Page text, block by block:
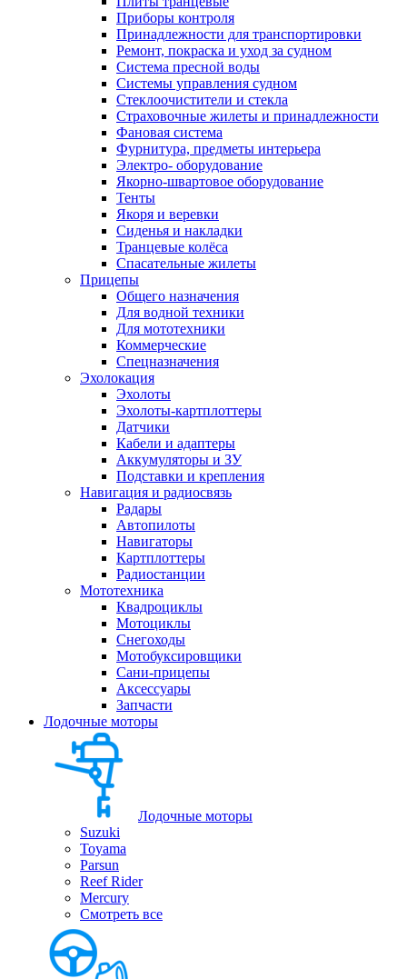
Приборы контроля
Принадлежности для транспортировки
Ремонт, покраска и уход за судном
Система пресной воды
Системы управления судном
Стеклоочистители и стекла
Страховочные жилеты и принадлежности
Фановая система
Фурнитура, предметы интерьера
Электро- оборудование
Якорно-швартовое оборудование
Тенты
Якоря и веревки
Сиденья и накладки
Транцевые колёса
Спасательные жилеты
Прицепы
Общего назначения
Для водной техники
Для мототехники
Коммерческие
Спецназначения
Эхолокация
Эхолоты
Эхолоты-картплоттеры
Датчики
Кабели и адаптеры
Аккумуляторы и ЗУ
Подставки и крепления
Навигация и радиосвязь
Радары
Автопилоты
Навигаторы
Картплоттеры
Радиостанции
Мототехника
Квадроциклы
Мотоциклы
Снегоходы
Мотобуксировщики
Сани-прицепы
Аксессуары
Запчасти
Лодочные моторы
Лодочные моторы
Suzuki
Toyama
Parsun
Reef Rider
Mercury
Смотреть все